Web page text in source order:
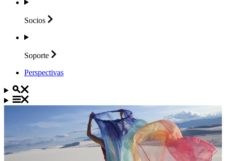
Socios
Soporte
Perspectivas